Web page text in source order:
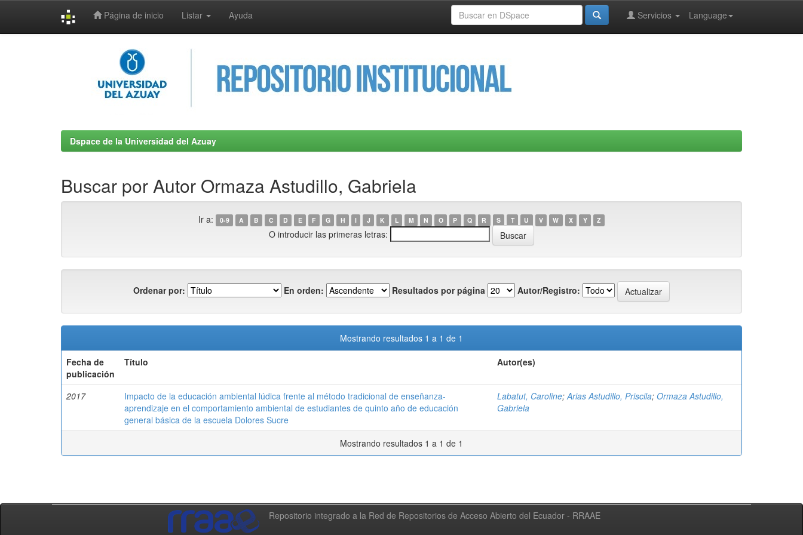
Página de inicio Listar Ayuda Language
Servicios
Dspace de la Universidad del Azuay
Buscar por Autor Ormaza Astudillo, Gabriela
Ir a: 0-9 A B C D E F G H I J K L M N O P Q R S T U V W X Y Z
O introducir las primeras letras:
Ordenar por: En orden: Resultados por página Autor/Registro:
Mostrando resultados 1 a 1 de 1
Fecha de
publicación
Título Autor(es)
2017
Impacto de la educación ambiental lúdica frente al método tradicional de enseñanza-
aprendizaje en el comportamiento ambiental de estudiantes de quinto año de educación
general básica de la escuela Dolores Sucre
Labatut, Caroline;Arias Astudillo, Priscila; Ormaza Astudillo,
Gabriela
Mostrando resultados 1 a 1 de 1
Repositorio integrado a la Red de Repositorios de Acceso Abierto del Ecuador - RRAAE